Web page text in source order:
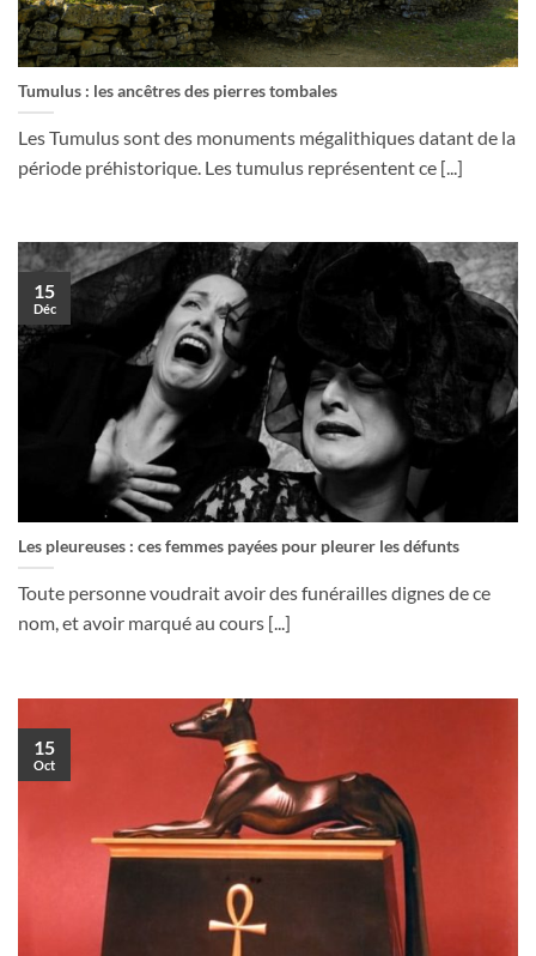
Tumulus : les ancêtres des pierres tombales
Les Tumulus sont des monuments mégalithiques datant de la
période préhistorique. Les tumulus représentent ce [...]
Les pleureuses : ces femmes payées pour pleurer les défunts
Toute personne voudrait avoir des funérailles dignes de ce
nom, et avoir marqué au cours [...]
15
Déc
15
Oct